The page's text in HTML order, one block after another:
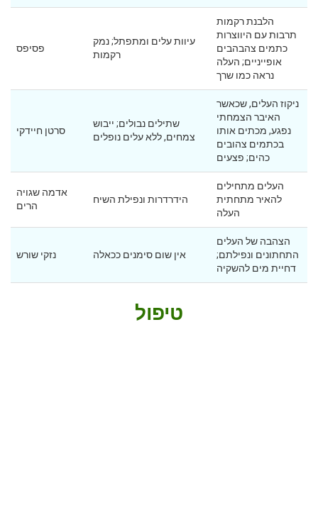
פסיפס
עיוות עלים ומתפתל; נמק
רקמות
הלבנת רקמות
תרבות עם היווצרות
כתמים צהבהבים
אופייניים; העלה
נראה כמו שרך
סרטן חיידקי
שתילים נבולים; ייבוש
צמחים, ללא עלים נופלים
ניקוז העלים, שכאשר
האיבר הצמחתי
נפגע, מכתים אותו
בכתמים צהובים
כהים; פצעים
אדמה שגויה
הרים
הידרדרות ונפילת השיח
העלים מתחילים
להאיר מתחתית
העלה
נזקי שורש אין שום סימנים ככאלה
הצהבה של העלים
התחתונים ונפילתם;
דחיית מים להשקיה
טיפול